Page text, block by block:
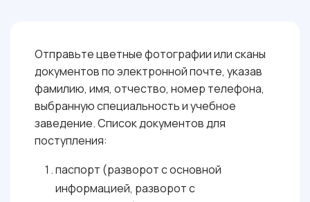
Отправьте цветные фотографии или сканы
документов по электронной почте, указав
фамилию, имя, отчество, номер телефона,
выбранную специальность и учебное
заведение. Список документов для
поступления:
паспорт (разворот с основной
информацией, разворот с